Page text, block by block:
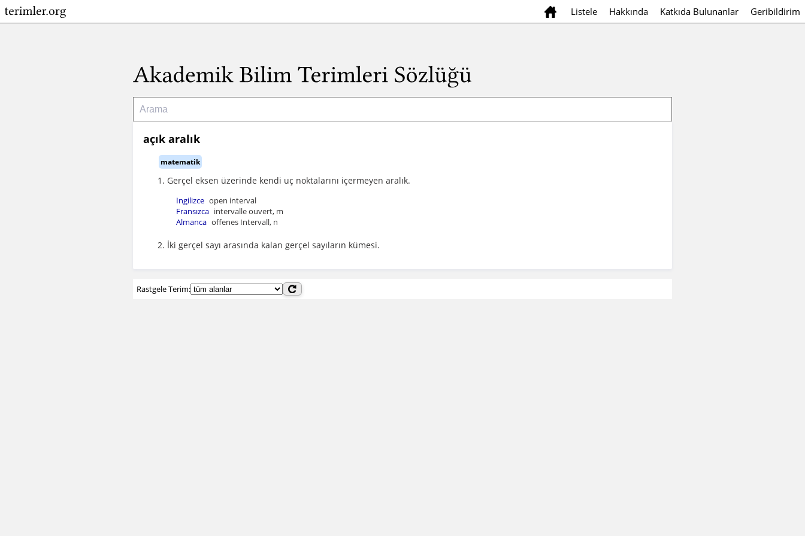
Listele Hakkında Katkıda Bulunanlar Geribildirim
açık aralık
matematik
Gerçel eksen üzerinde kendi uç noktalarını içermeyen aralık.
İngilizce open interval
Fransızca intervalle ouvert, m
Almanca offenes Intervall, n
İki gerçel sayı arasında kalan gerçel sayıların kümesi.
Rastgele Terim: